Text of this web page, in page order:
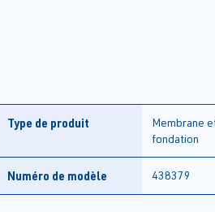
Type de produit
Membrane
fondation
Numéro de modèle 438379